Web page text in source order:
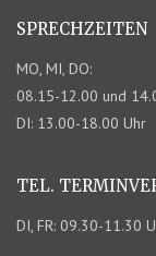
SPRECHZEITEN
MO, MI, DO:
08.15-12.00 und
DI: 13.00-18.00 Uhr
TEL.
DI, FR: 09.30-11.30